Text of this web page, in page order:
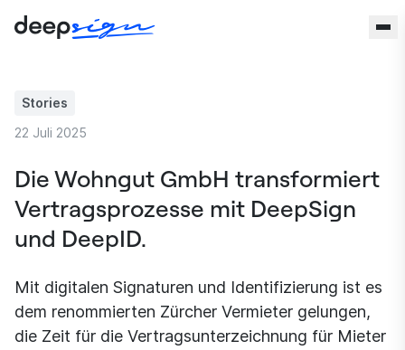
Stories
22 Juli 2025
Die Wohngut GmbH transformiert
Vertragsprozesse mit DeepSign
und DeepID.
Mit digitalen Signaturen und Identifizierung ist es
dem renommierten Zürcher Vermieter gelungen,
die Zeit für die Vertragsunterzeichnung für Mieter